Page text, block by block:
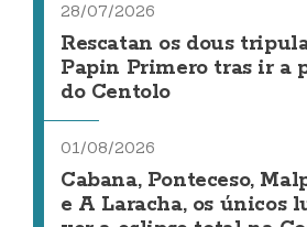
28/07/2026
Rescatan os dous
Papin Primero tras ir a
do Centolo
01/08/2026
Cabana, Ponteceso,
e A Laracha, os únicos